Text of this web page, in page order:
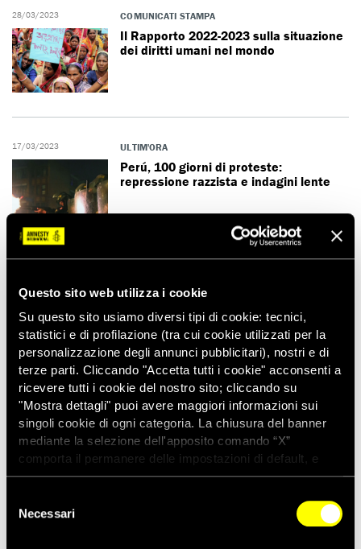
Questo sito web utilizza i cookie
Su questo sito usiamo diversi tipi di cookie: tecnici,
statistici e di profilazione (tra cui cookie utilizzati per la
personalizzazione degli annunci pubblicitari), nostri e di
terze parti. Cliccando "Accetta tutti i cookie" acconsenti a
ricevere tutti i cookie del nostro sito; cliccando su
"Mostra dettagli" puoi avere maggiori informazioni sui
singoli cookie di ogni categoria. La chiusura del banner
mediante la selezione dell'apposito comando “X”
comporta il permanere delle impostazioni di default, e
dunque la continuazione della navigazione con i cookie
dei cookie attivi sul sito clicca
delNecessari
28/03/2023 COMUNICATI STAMPA
Il Rapporto 2022-2023 sulla situazione
dei diritti umani nel mondo
17/03/2023 ULTIM'ORA
Perú, 100 giorni di proteste:
repressione razzista e indagini lente
Iran: “Detenuti minorenni sottoposti a
frustate, scariche elettriche e violenza
sessuale durante la brutale
repressione…
14/03/2023 COMUNICATI STAMPA
I proiettili di gomma uccidono: occorre
un trattato internazionale